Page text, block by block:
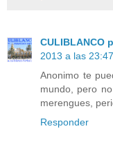
CULIBLANCO
2013 a las 23:47
Anonimo te
mundo, pero
merengues,
Responder